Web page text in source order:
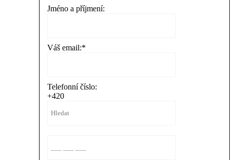
Jméno a příjmení:
Váš email:*
Telefonní číslo:
+420